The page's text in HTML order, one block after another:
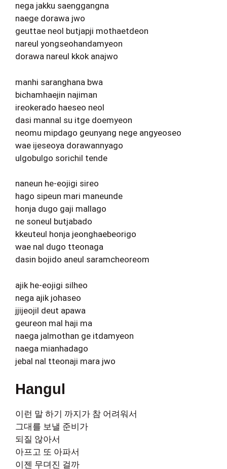
nega jakku saenggangna
naege dorawa jwo
geuttae neol butjapji mothaetdeon
nareul yongseohandamyeon
dorawa nareul kkok anajwo
manhi saranghana bwa
bichamhaejin najiman
ireokerado haeseo neol
dasi mannal su itge doemyeon
neomu mipdago geunyang nege angyeoseo
wae ijeseoya dorawannyago
ulgobulgo sorichil tende
naneun he-eojigi sireo
hago sipeun mari maneunde
honja dugo gaji mallago
ne soneul butjabado
kkeuteul honja jeonghaebeorigo
wae nal dugo tteonaga
dasin bojido aneul saramcheoreom
ajik he-eojigi silheo
nega ajik johaseo
jjijeojil deut apawa
geureon mal haji ma
naega jalmothan ge itdamyeon
naega mianhadago
jebal nal tteonaji mara jwo
Hangul
이런 말 하기 까지가 참 어려워서
그대를 보낼 준비가
되질 않아서
아프고 또 아파서
이젠 무뎌진 걸까